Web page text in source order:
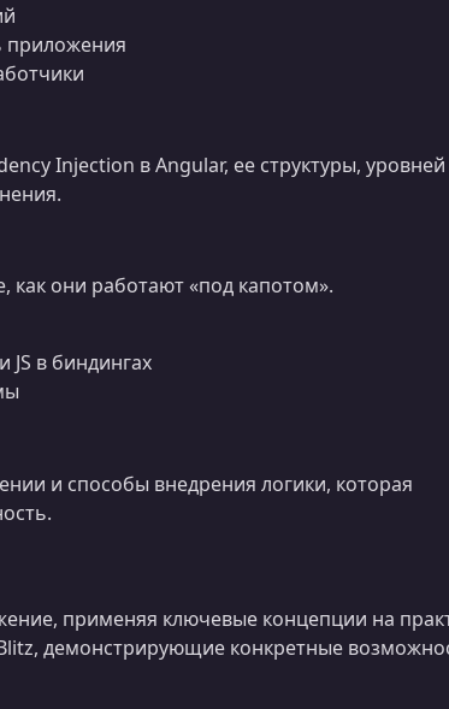
приложения
Injection в Angular, ее структуры, уровней
как они работают «под капотом».
в биндингах
и способы внедрения логики, которая
применяя ключевые концепции на
демонстрирующие конкретные